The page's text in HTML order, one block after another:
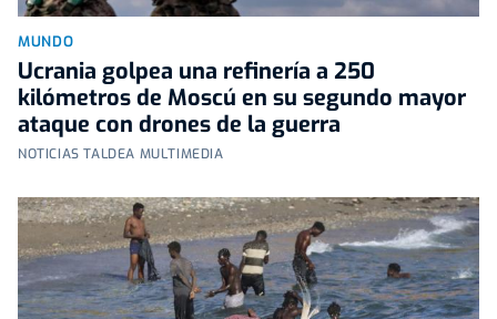
MUNDO
Ucrania golpea una refinería a 250
kilómetros de Moscú en su segundo mayor
ataque con drones de la guerra
NOTICIAS TALDEA MULTIMEDIA